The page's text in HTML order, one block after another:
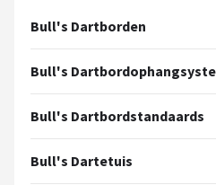
Red Dragon
Alle merken →
Bull's Dartborden
Bull's
Bull's Dartbordstandaards
Bull's Dartetuis